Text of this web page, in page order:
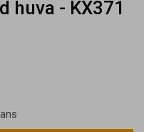
huva - KX371